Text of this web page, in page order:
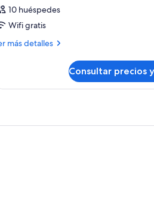
10 huéspedes
Wifi gratis
más detalles
Consultar precios
Villa de Bilbao